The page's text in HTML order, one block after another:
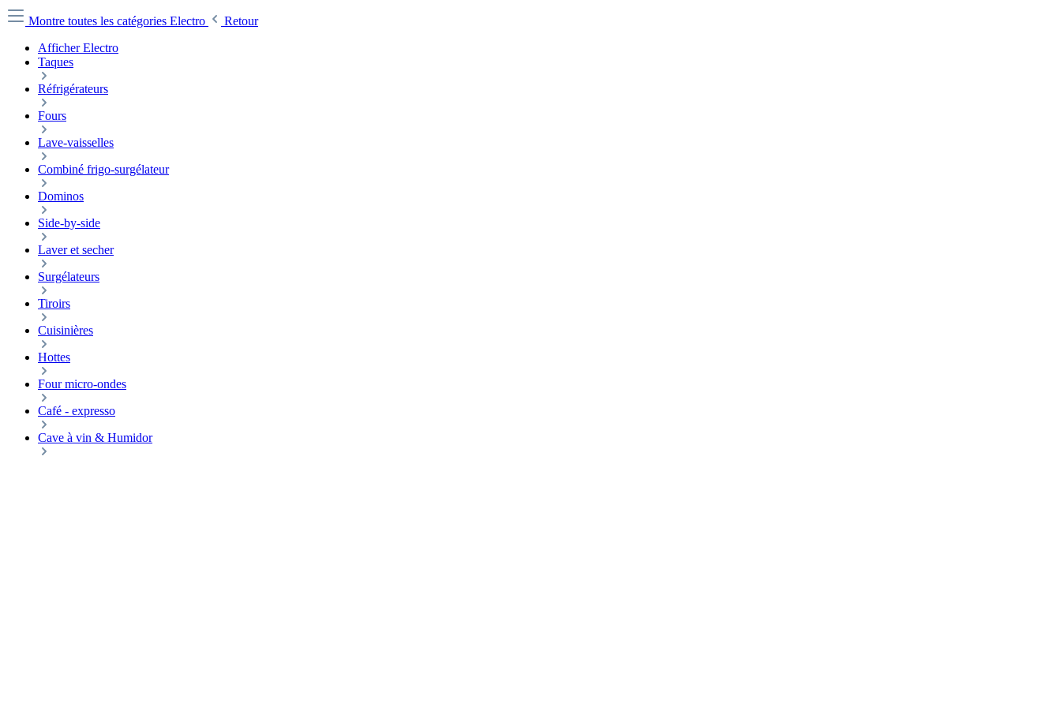
Montre toutes les catégories Electro
Retour
Afficher Electro
Taques
Réfrigérateurs
Fours
Lave-vaisselles
Combiné frigo-surgélateur
Dominos
Side-by-side
Laver et secher
Surgélateurs
Tiroirs
Cuisinières
Hottes
Four micro-ondes
Café - expresso
Cave à vin & Humidor